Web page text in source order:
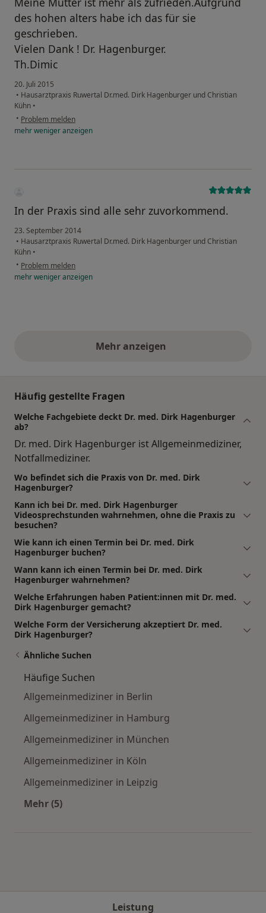
des hohen alters habe ich das für sie
geschrieben.
Vielen Dank ! Dr. Hagenburger.
Th.Dimic
20. Juli 2015
• Hausarztpraxis Ruwertal Dr.med. Dirk Hagenburger und Christian
Kühn •
• Problem melden
mehrwenigeranzeigen
In der Praxis sind alle sehr zuvorkommend.
23. September 2014
• Hausarztpraxis Ruwertal Dr.med. Dirk Hagenburger und Christian
Kühn •
• Problem melden
mehrwenigeranzeigen
Mehr anzeigenobige Stellungnahmen
Häufig gestellte Fragen
Welche Fachgebiete deckt Dr. med. Dirk Hagenburger
ab?
Dr. med. Dirk Hagenburger ist Allgemeinmediziner,
Notfallmediziner.
Wo befindet sich die Praxis von Dr. med. Dirk
Hagenburger?
Kann ich bei Dr. med. Dirk Hagenburger
Videosprechstunden wahrnehmen, ohne die Praxis zu
besuchen?
Wie kann ich einen Termin bei Dr. med. Dirk
Hagenburger buchen?
Wann kann ich einen Termin bei Dr. med. Dirk
Hagenburger wahrnehmen?
Welche Erfahrungen haben Patient:innen mit Dr. med.
Dirk Hagenburger gemacht?
Welche Form der Versicherung akzeptiert Dr. med.
Dirk Hagenburger?
Ähnliche Suchen
Häufige Suchen
Allgemeinmediziner in Berlin
Allgemeinmediziner in Hamburg
Allgemeinmediziner in München
Allgemeinmediziner in Köln
Allgemeinmediziner in Leipzig
Mehr (5)
Leistung